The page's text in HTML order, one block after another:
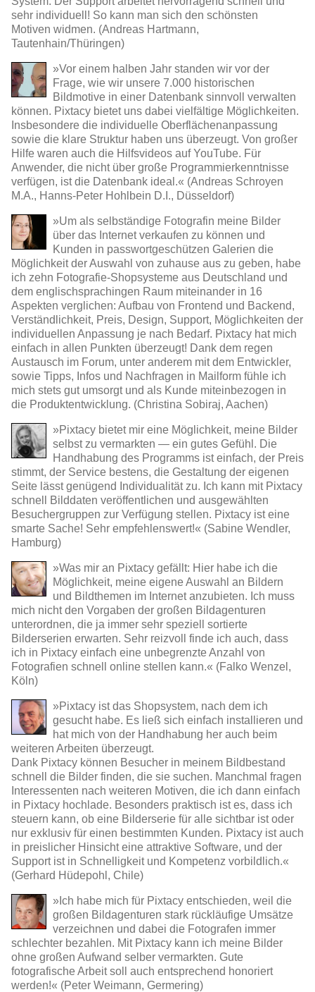
sehr individuell! So kann man sich den schönsten
Motiven widmen. (Andreas Hartmann,
Tautenhain/Thüringen)
»Vor einem halben Jahr standen wir vor der
Frage, wie wir unsere 7.000 historischen
Bildmotive in einer Datenbank sinnvoll verwalten
können. Pixtacy bietet uns dabei vielfältige Möglichkeiten.
Insbesondere die individuelle Oberflächenanpassung
sowie die klare Struktur haben uns überzeugt. Von großer
Hilfe waren auch die Hilfsvideos auf YouTube. Für
Anwender, die nicht über große Programmierkenntnisse
verfügen, ist die Datenbank ideal.« (Andreas Schroyen
M.A., Hanns-Peter Hohlbein D.I., Düsseldorf)
»Um als selbständige Fotografin meine Bilder
über das Internet verkaufen zu können und
Kunden in passwortgeschützen Galerien die
Möglichkeit der Auswahl von zuhause aus zu geben, habe
ich zehn Fotografie-Shopsysteme aus Deutschland und
dem englischsprachingen Raum miteinander in 16
Aspekten verglichen: Aufbau von Frontend und Backend,
Verständlichkeit, Preis, Design, Support, Möglichkeiten der
individuellen Anpassung je nach Bedarf. Pixtacy hat mich
einfach in allen Punkten überzeugt! Dank dem regen
Austausch im Forum, unter anderem mit dem Entwickler,
sowie Tipps, Infos und Nachfragen in Mailform fühle ich
mich stets gut umsorgt und als Kunde miteinbezogen in
die Produktentwicklung. (Christina Sobiraj, Aachen)
»Pixtacy bietet mir eine Möglichkeit, meine Bilder
selbst zu vermarkten — ein gutes Gefühl. Die
Handhabung des Programms ist einfach, der Preis
stimmt, der Service bestens, die Gestaltung der eigenen
Seite lässt genügend Individualität zu. Ich kann mit Pixtacy
schnell Bilddaten veröffentlichen und ausgewählten
Besuchergruppen zur Verfügung stellen. Pixtacy ist eine
smarte Sache! Sehr empfehlenswert!« (Sabine Wendler,
Hamburg)
»Was mir an Pixtacy gefällt: Hier habe ich die
Möglichkeit, meine eigene Auswahl an Bildern
und Bildthemen im Internet anzubieten. Ich muss
mich nicht den Vorgaben der großen Bildagenturen
unterordnen, die ja immer sehr speziell sortierte
Bilderserien erwarten. Sehr reizvoll finde ich auch, dass
ich in Pixtacy einfach eine unbegrenzte Anzahl von
Fotografien schnell online stellen kann.« (Falko Wenzel,
Köln)
»Pixtacy ist das Shopsystem, nach dem ich
gesucht habe. Es ließ sich einfach installieren und
hat mich von der Handhabung her auch beim
weiteren Arbeiten überzeugt.
Dank Pixtacy können Besucher in meinem Bildbestand
schnell die Bilder finden, die sie suchen. Manchmal fragen
Interessenten nach weiteren Motiven, die ich dann einfach
in Pixtacy hochlade. Besonders praktisch ist es, dass ich
steuern kann, ob eine Bilderserie für alle sichtbar ist oder
nur exklusiv für einen bestimmten Kunden. Pixtacy ist auch
in preislicher Hinsicht eine attraktive Software, und der
Support ist in Schnelligkeit und Kompetenz vorbildlich.«
(Gerhard Hüdepohl, Chile)
»Ich habe mich für Pixtacy entschieden, weil die
großen Bildagenturen stark rückläufige Umsätze
verzeichnen und dabei die Fotografen immer
schlechter bezahlen. Mit Pixtacy kann ich meine Bilder
ohne großen Aufwand selber vermarkten. Gute
fotografische Arbeit soll auch entsprechend honoriert
werden!« (Peter Weimann, Germering)